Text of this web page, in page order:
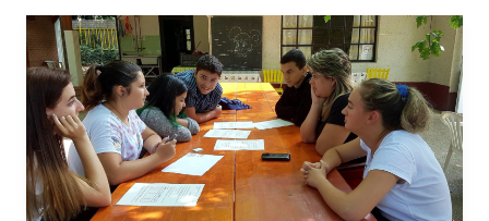
Когато
не
бягаме
един
срещу
друг,
а
един